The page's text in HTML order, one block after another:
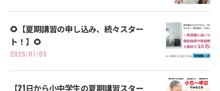
🌻【夏期講習の申し込み、続々スター
ト！】🌻
2025/07/09
【21日から小中学生の夏期講習スター